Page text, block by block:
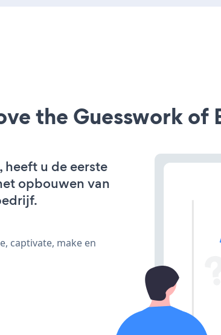
the Guesswork of
u de eerste
opbouwen van
captivate, make en